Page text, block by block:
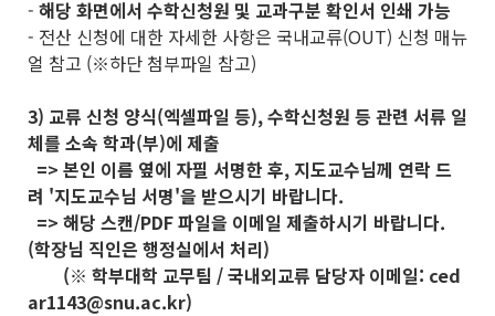
- 해당 화면에서 수학신청원 및 교과구분 확인서 인쇄 가능
- 전산 신청에 대한 자세한 사항은 국내교류(OUT) 신청 매뉴
얼 참고 (※하단 첨부파일 참고)
3) 교류 신청 양식(엑셀파일 등), 수학신청원 등 관련 서류 일
체를 소속 학과(부)에 제출
=> 본인 이름 옆에 자필 서명한 후, 지도교수님께 연락 드
려 '지도교수님 서명'을 받으시기 바랍니다.
=> 해당 스캔/PDF 파일을 이메일 제출하시기 바랍니다.
(학장님 직인은 행정실에서 처리)
(※ 학부대학 교무팀 / 국내외교류 담당자 이메일: ced
ar1143@snu.ac.kr)